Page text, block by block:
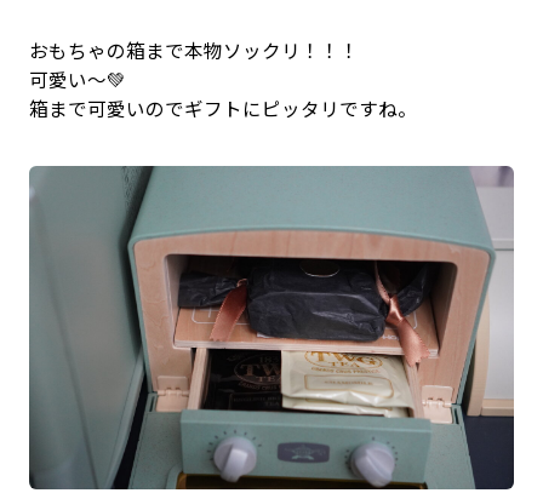
おもちゃの箱まで本物ソックリ！！！
可愛い〜💚
箱まで可愛いのでギフトにピッタリですね。